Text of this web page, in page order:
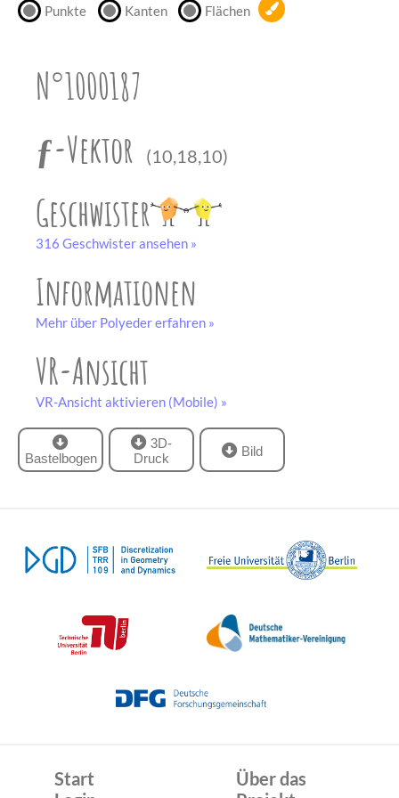
Punkte Kanten Flächen
N°1000187
ƒ-Vektor
(10,18,10)
Geschwister
316 Geschwister ansehen »
Informationen
Mehr über Polyeder erfahren »
VR-Ansicht
VR-Ansicht aktivieren (Mobile) »
Bastelbogen
Bastelbogen
3D-
Druck
unserem
Bild
Start
Über das